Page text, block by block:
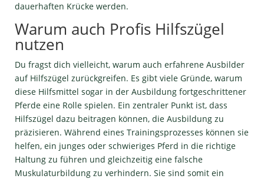
dauerhaften Krücke werden.
Warum auch Profis Hilfszügel
nutzen
Du fragst dich vielleicht, warum auch erfahrene Ausbilder
auf Hilfszügel zurückgreifen. Es gibt viele Gründe, warum
diese Hilfsmittel sogar in der Ausbildung fortgeschrittener
Pferde eine Rolle spielen. Ein zentraler Punkt ist, dass
Hilfszügel dazu beitragen können, die Ausbildung zu
präzisieren. Während eines Trainingsprozesses können sie
helfen, ein junges oder schwieriges Pferd in die richtige
Haltung zu führen und gleichzeitig eine falsche
Muskulaturbildung zu verhindern. Sie sind somit ein